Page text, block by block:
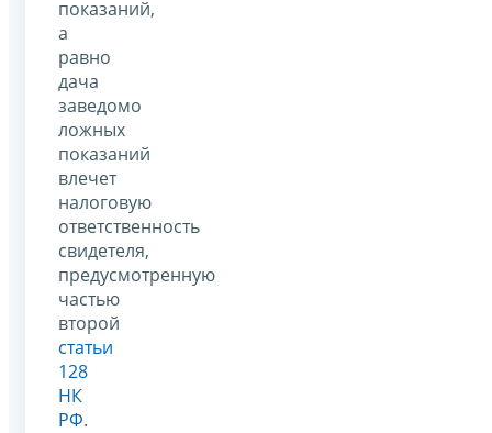
показаний,
а
равно
дача
заведомо
ложных
показаний
влечет
налоговую
ответственность
свидетеля,
предусмотренную
частью
второй
статьи
128
НК
РФ.